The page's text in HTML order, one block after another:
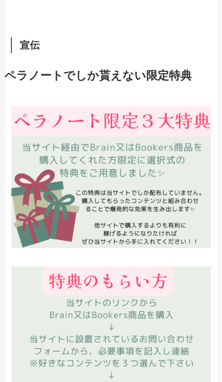
宣伝
ペラノートでしか貰えない限定特典